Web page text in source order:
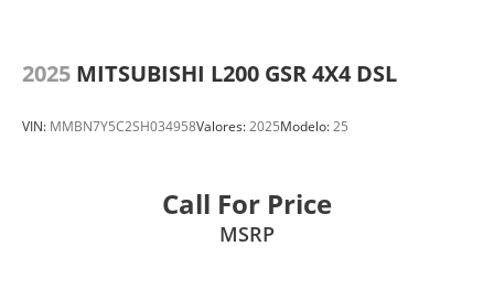
2025 MITSUBISHI L200 GSR 4X4 DSL
VIN: MMBN7Y5C2SH034958Valores:2025Modelo:25
Call For Price
MSRP